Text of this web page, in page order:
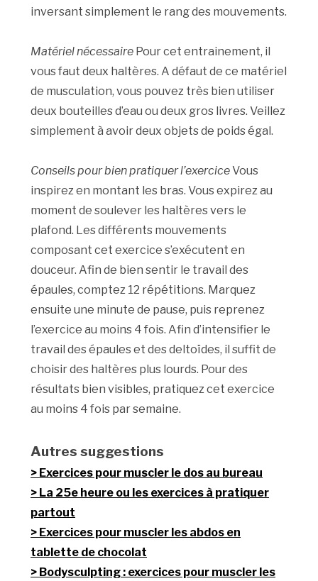
inversant simplement le rang des mouvements.
Matériel nécessaire Pour cet entrainement, il
vous faut deux haltères. A défaut de ce matériel
de musculation, vous pouvez très bien utiliser
deux bouteilles d’eau ou deux gros livres. Veillez
simplement à avoir deux objets de poids égal.
Conseils pour bien pratiquer l’exerciceVous
inspirez en montant les bras. Vous expirez au
moment de soulever les haltères vers le
plafond. Les différents mouvements
composant cet exercice s’exécutent en
douceur. Afin de bien sentir le travail des
épaules, comptez 12 répétitions. Marquez
ensuite une minute de pause, puis reprenez
l’exercice au moins 4 fois. Afin d’intensifier le
travail des épaules et des deltoïdes, il suffit de
choisir des haltères plus lourds. Pour des
résultats bien visibles, pratiquez cet exercice
au moins 4 fois par semaine.
Autres suggestions
Exercices pour muscler le dos au bureau
La 25e heure ou les exercices à pratiquer
partout
Exercices pour muscler les abdos en
tablette de chocolat
Bodysculpting : exercices pour muscler les